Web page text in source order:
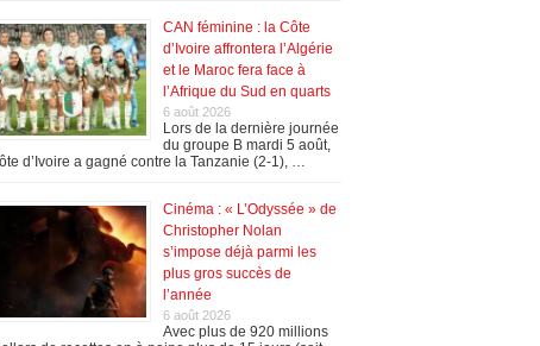
CAN féminine : la Côte
d’Ivoire affrontera l’Algérie
et le Maroc fera face à
l’Afrique du Sud en quarts
6 août 2026
Lors de la dernière journée
du groupe B mardi 5 août,
d’Ivoire a gagné contre la Tanzanie (2-1), …
Cinéma : « L’Odyssée » de
Christopher Nolan
s’impose déjà parmi les
plus gros succès de
l’année
6 août 2026
Avec plus de 920 millions